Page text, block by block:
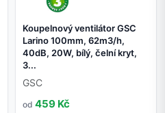
Koupelnový ventilátor GSC
Larino 100mm, 62m3/h,
40dB, 20W, bílý, čelní kryt,
3...
GSC
od 459 Kč